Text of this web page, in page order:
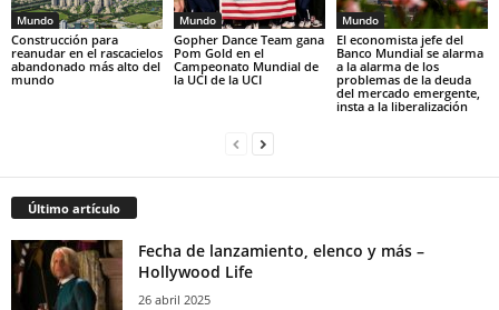
Mundo
Construcción para
reanudar en el rascacielos
abandonado más alto del
mundo
Mundo
Gopher Dance Team gana
Pom Gold en el
Campeonato Mundial de
la UCI de la UCI
Mundo
El economista jefe del
Banco Mundial se alarma
a la alarma de los
problemas de la deuda
del mercado emergente,
insta a la liberalización
Último artículo
Fecha de lanzamiento, elenco y más –
Hollywood Life
26 abril 2025